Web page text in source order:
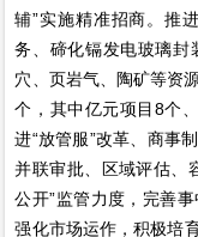
辅”实施精准招商。推
务、碲化镉发电玻璃封
穴、页岩气、陶矿等资
个，其中亿元项目8个
进“放管服”改革、商事
并联审批、区域评估、
公开”监管力度，完善
强化市场运作，积极培